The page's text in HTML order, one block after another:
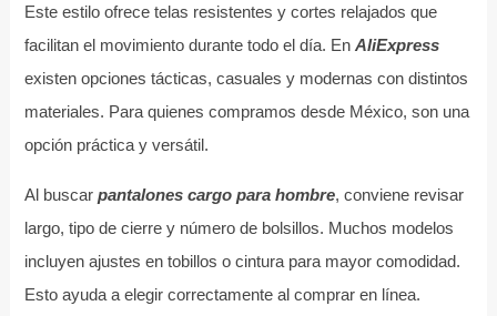
Este estilo ofrece telas resistentes y cortes relajados que
facilitan el movimiento durante todo el día. En AliExpress
existen opciones tácticas, casuales y modernas con distintos
materiales. Para quienes compramos desde México, son una
opción práctica y versátil.
Al buscar pantalones cargo para hombre, conviene revisar
largo, tipo de cierre y número de bolsillos. Muchos modelos
incluyen ajustes en tobillos o cintura para mayor comodidad.
Esto ayuda a elegir correctamente al comprar en línea.